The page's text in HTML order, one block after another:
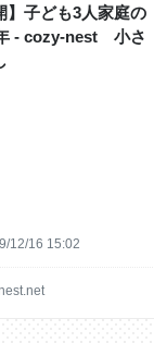
】子ども3人家庭の
- cozy-nest 小さ
12/16 15:02